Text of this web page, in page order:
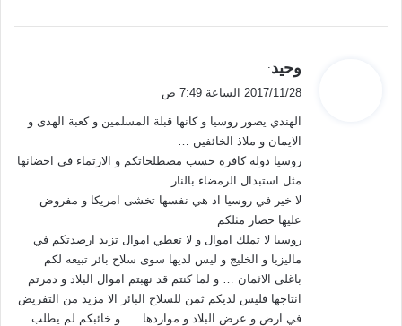
ل
وحيد:
2017/11/28 الساعة 7:49 ص
الهندي يصور روسيا و كانها قبلة المسلمين و كعبة الهدى و
الايمان و ملاذ الخائفين …
روسيا دولة كافرة حسب مصطلحاتكم و الارتماء في احضانها
مثل استبدال الرمضاء بالنار …
لا خير في روسيا اذ هي نفسها تخشى امريكا و مفروض
عليها حصار مثلكم
روسيا لا تملك اموال و لا تعطي اموال تزيد ارصدتكم في
ماليزيا و الخليج و ليس لديها سوى سلاح بائر تبيعه لكم
باغلى الاثمان … و لما كنتم قد نهبتم اموال البلاد و دمرتم
انتاجها فليس لديكم ثمن للسلاح البائر الا مزيد من التفريض
في ارض و عرض البلاد و مواردها …. و خائبكم لم يطلب